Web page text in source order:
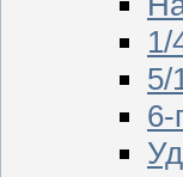
1/
5/
6-